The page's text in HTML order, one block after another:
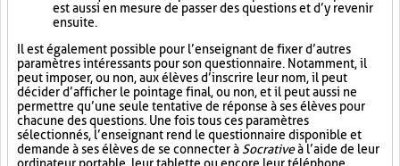
est aussi en mesure de passer des questions et d’y revenir
ensuite.
Il est également possible pour l’enseignant de fixer d’autres
paramètres intéressants pour son questionnaire. Notamment, il
peut imposer, ou non, aux élèves d’inscrire leur nom, il peut
décider d’afficher le pointage final, ou non, et il peut aussi ne
permettre qu’une seule tentative de réponse à ses élèves pour
chacune des questions. Une fois tous ces paramètres
sélectionnés, l’enseignant rend le questionnaire disponible et
demande à ses élèves de se connecter à Socrativeà l’aide de leur